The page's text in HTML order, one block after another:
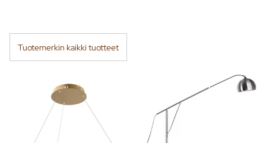
Tuotemerkin kaikki tuotteet